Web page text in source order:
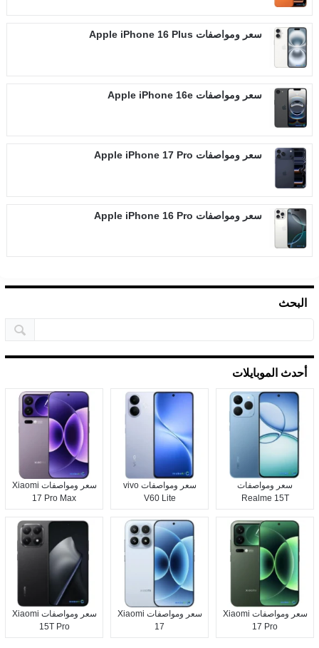
سعر ومواصفات Apple iPhone 16 Plus
سعر ومواصفات Apple iPhone 16e
سعر ومواصفات Apple iPhone 17 Pro
سعر ومواصفات Apple iPhone 16 Pro
البحث
أحدث الموبايلات
سعر ومواصفات
Realme 15T
سعر ومواصفات vivo
V60 Lite
سعر ومواصفات Xiaomi
17 Pro Max
سعر ومواصفات Xiaomi
17 Pro
سعر ومواصفات Xiaomi
17
سعر ومواصفات Xiaomi
15T Pro